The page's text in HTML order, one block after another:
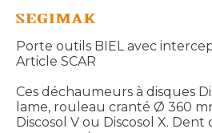
Porte outils BIEL avec
Article SCAR
Ces déchaumeurs à disques
lame, rouleau cranté Ø 360
Discosol V ou Discosol X.